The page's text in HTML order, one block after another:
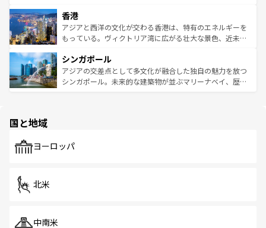
とつ。フォーやバインミー、ベトナムコーヒーなどは、ぜ
ひ現地で味わいたい。どの地域を訪れてもあたたかい人々
が旅行者を迎えてくれるので、きっと忘れられない旅にな
参照してほしい。
の活気が交差している。北部ではチェンマイなどの山岳地
帯で自然と触れ合い、南部ではプーケットやクラビの美し
いビーチでリゾート気分を楽しむことができる。タイ料理
激する。気候は一年中温暖で、どの季節にも異なる楽しみ
が待っている。親しみやすいタイの人々、仏教を中心とし
た文化、そして多様な観光資源が、訪れる旅人を魅了し続
香港
アジアと西洋の文化が交わる香港は、特有のエネルギーを
もっている。ヴィクトリア湾に広がる壮大な景色、近未来
み、どこを訪れても感動するはず。観光スポットが密集し
ており、効率よく見どころを回れるのも魅力。息をのむよ
うな絶景から文化的な体験まで、香港を存分に楽しみ尽く
シンガポール
アジアの交差点として多文化が融合した独自の魅力を放つ
シンガポール。未来的な建築物が並ぶマリーナベイ、歴史
で、ホーカーズは地元の風情を楽しめる外せないスポット
国と地域
ヨーロッパ
北米
中南米